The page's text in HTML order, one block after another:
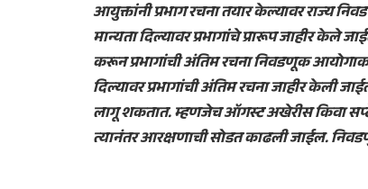
आयुक्तांनी प्रभाग रचना तयार केल्यावर राज्य
मान्यता दिल्यावर प्रभागांचे प्रारूप जाहीर केले
करून प्रभागांची अंतिम रचना निवडणूक
दिल्यावर प्रभागांची अंतिम रचना जाहीर केली
लागू शकतात. म्हणजेच ऑगस्ट अखेरीस किवा
त्यानंतर आरक्षणाची सोडत काढली जाईल.